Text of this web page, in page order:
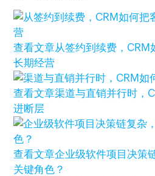
查看文章从签约到续费，CRM
长期经营
查看文章渠道与直销并行时，
进断层
查看文章企业级软件项目决策
关键角色？